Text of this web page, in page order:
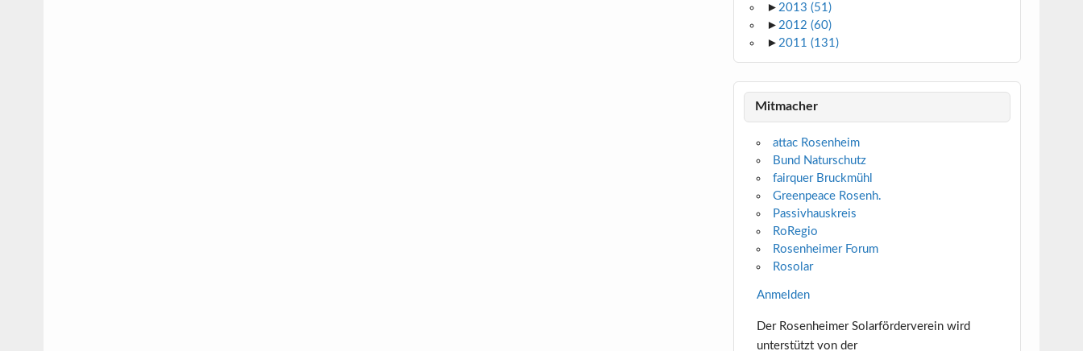
► 2013(51)
► 2012(60)
► 2011(131)
Mitmacher
attac Rosenheim
Bund Naturschutz
fairquer Bruckmühl
Greenpeace Rosenh.
Passivhauskreis
RoRegio
Rosenheimer Forum
Rosolar
Anmelden
Der Rosenheimer Solarförderverein wird
unterstützt von der